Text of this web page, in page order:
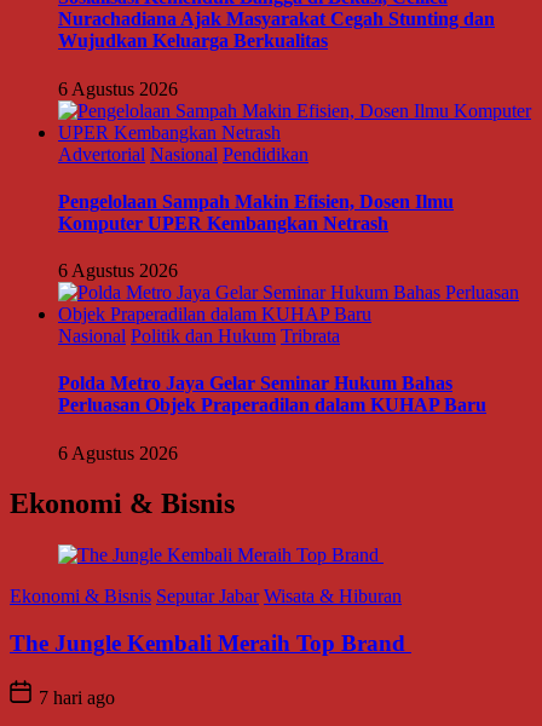
Nurachadiana Ajak Masyarakat Cegah Stunting dan
Wujudkan Keluarga Berkualitas
6 Agustus 2026
Advertorial Nasional Pendidikan
Pengelolaan Sampah Makin Efisien, Dosen Ilmu
Komputer UPER Kembangkan Netrash
6 Agustus 2026
Nasional Politik dan Hukum Tribrata
Polda Metro Jaya Gelar Seminar Hukum Bahas
Perluasan Objek Praperadilan dalam KUHAP Baru
6 Agustus 2026
Ekonomi & Bisnis
Ekonomi & Bisnis Seputar Jabar Wisata & Hiburan
The Jungle Kembali Meraih Top Brand
7 hari ago